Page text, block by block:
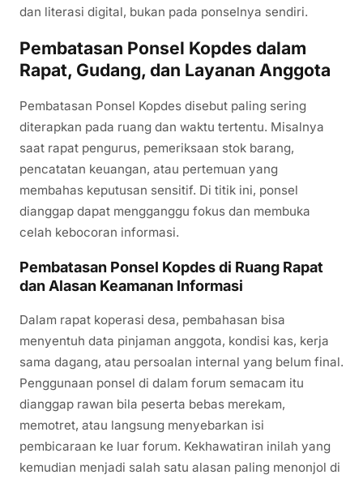
dan literasi digital, bukan pada ponselnya sendiri.
Pembatasan Ponsel Kopdes dalam
Rapat, Gudang, dan Layanan Anggota
Pembatasan Ponsel Kopdes disebut paling sering
diterapkan pada ruang dan waktu tertentu. Misalnya
saat rapat pengurus, pemeriksaan stok barang,
pencatatan keuangan, atau pertemuan yang
membahas keputusan sensitif. Di titik ini, ponsel
dianggap dapat mengganggu fokus dan membuka
celah kebocoran informasi.
Pembatasan Ponsel Kopdes di Ruang Rapat
dan Alasan Keamanan Informasi
Dalam rapat koperasi desa, pembahasan bisa
menyentuh data pinjaman anggota, kondisi kas, kerja
sama dagang, atau persoalan internal yang belum final.
Penggunaan ponsel di dalam forum semacam itu
dianggap rawan bila peserta bebas merekam,
memotret, atau langsung menyebarkan isi
pembicaraan ke luar forum. Kekhawatiran inilah yang
kemudian menjadi salah satu alasan paling menonjol di